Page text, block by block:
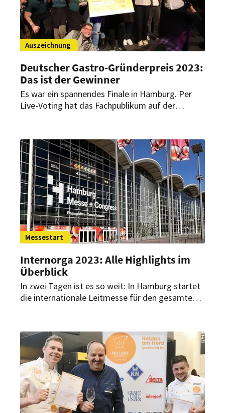
Auszeichnung
Deutscher Gastro-Gründerpreis 2023:
Das ist der Gewinner
Es war ein spannendes Finale in Hamburg. Per
Live-Voting hat das Fachpublikum auf der
Jahr nach Stuttgart.
Messestart
Internorga 2023: Alle Highlights im
Überblick
In zwei Tagen ist es so weit: In Hamburg startet
die internationale Leitmesse für den gesamten
Formate, aber auch bewährte Wettbewerbe und
spannende Events. Was erwartet die Besucher
auf der Internorga 2023?